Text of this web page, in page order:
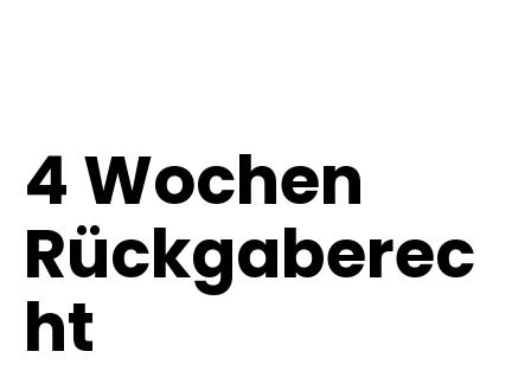
4 Wochen
Rückgaberec
ht